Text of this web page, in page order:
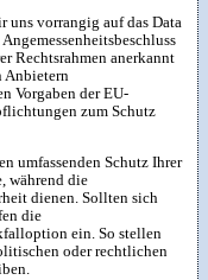
uns vorrangig auf das Data
Rechtsrahmen anerkannt
Anbietern
Vorgaben der EU-
zum Schutz
umfassenden Schutz Ihrer
während die
dienen. Sollten sich
die
ein. So stellen
oder rechtlichen